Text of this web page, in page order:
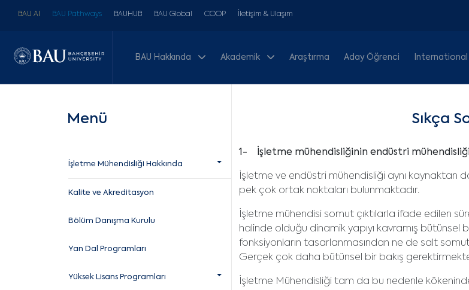
BAU AI BAU Pathways BAUHUB BAU Global COOP İletişim & Ulaşım
BAU Hakkında Akademik Araştırma Aday Öğrenci
Menü
İşletme Mühendisliği Hakkında
Kalite ve Akreditasyon
Bölüm Danışma Kurulu
Yan Dal Programları
Yüksek Lisans Programları
Sıkça
1- İşletme mühendisliğinin endüstri
İşletme ve endüstri mühendisliği aynı kaynaktan
pek çok ortak noktaları bulunmaktadır.
İşletme mühendisi somut çıktılarla ifade edilen
halinde olduğu dinamik yapıyı kavramış bütünsel
fonksiyonların tasarlanmasından ne de salt
Gerçek çok daha bütünsel bir bakış
İşletme Mühendisliği tam da bu nedenle